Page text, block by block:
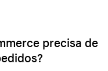
precisa de